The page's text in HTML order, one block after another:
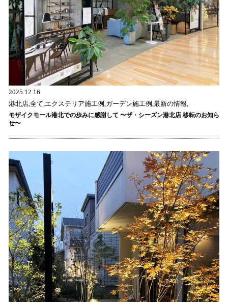
2025.12.16
港北店,全て,エクステリア施工例,ガーデン施工例,最新の情報,
モザイクモール港北での歩みに感謝して 〜ザ・シーズン港北店 移転のお知ら
せ〜